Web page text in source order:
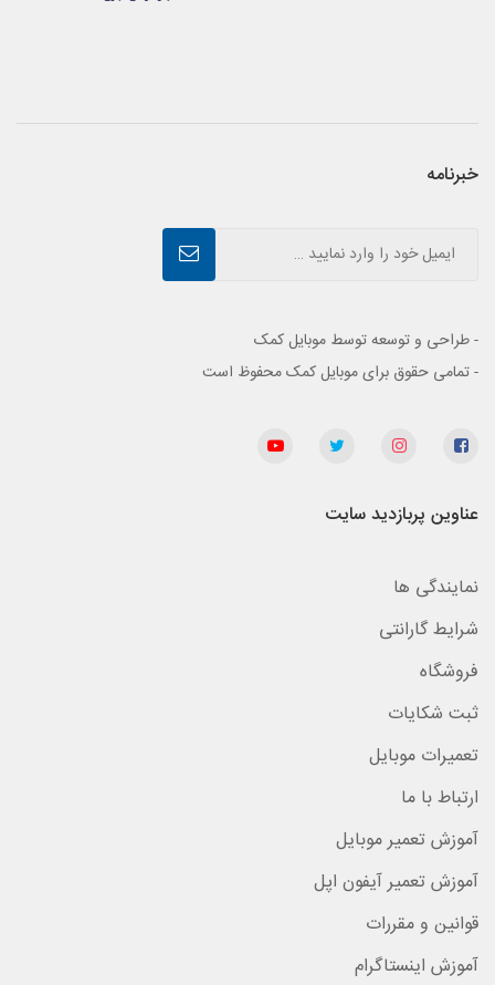
خبرنامه
- طراحی و توسعه توسط موبایل کمک
- تمامی حقوق برای موبایل کمک محفوظ است
عناوین پربازدید سایت
نمایندگی ها
شرایط گارانتی
فروشگاه
ثبت شکایات
تعمیرات موبایل
ارتباط با ما
آموزش تعمیر موبایل
آموزش تعمیر آیفون اپل
قوانین و مقررات
آموزش اینستاگرام